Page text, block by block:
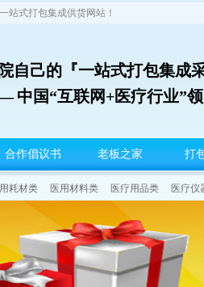
站式打包集成供货网站！
自己的『一站式打包集成
中国“互联网+医疗行业”
合作倡议书 老板之家 打
耗材类 医用材料类 医疗用品类 医疗仪